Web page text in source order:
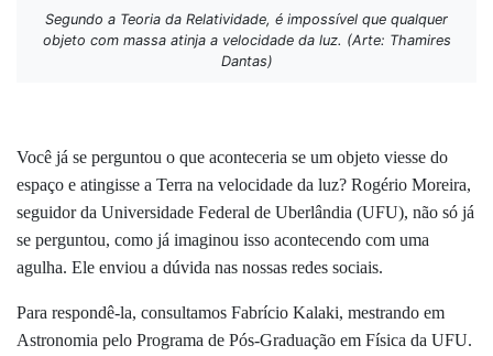
Segundo a Teoria da Relatividade, é impossível que qualquer
objeto com massa atinja a velocidade da luz. (Arte: Thamires
Dantas)
Você já se perguntou o que aconteceria se um objeto viesse do
espaço e atingisse a Terra na velocidade da luz? Rogério Moreira,
seguidor da Universidade Federal de Uberlândia (UFU), não só já
se perguntou, como já imaginou isso acontecendo com uma
agulha. Ele enviou a dúvida nas nossas redes sociais.
Para respondê-la, consultamos Fabrício Kalaki, mestrando em
Astronomia pelo Programa de Pós-Graduação em Física da UFU.